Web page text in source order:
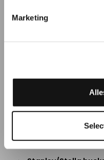
Marketing
Welke
bedrukken?
kwalitatief assortiment
bieden wij
duurzame stoffen,
opvallende prints.
combineren met ander
zomerproducten.